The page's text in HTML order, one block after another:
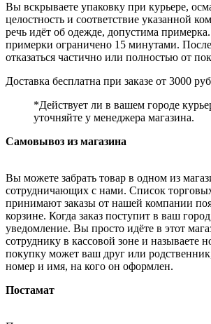
Вы вскрываете упаковку при курьере,
целостность и соответствие указанной
речь идёт об одежде, допустима
примерки ограничено 15 минутами.
отказаться частично или полностью от
Доставка бесплатна при заказе от 3000
*Действует ли в вашем городе
уточняйте у менеджера магазина.
Самовывоз из магазина
Вы можете забрать товар в одном из
сотрудничающих с нами. Список
принимают заказы от нашей компании
корзине. Когда заказ поступит в ваш
уведомление. Вы просто идёте в этот
сотруднику в кассовой зоне и называете
покупку может ваш друг или
номер и имя, на кого он оформлен.
Постамат